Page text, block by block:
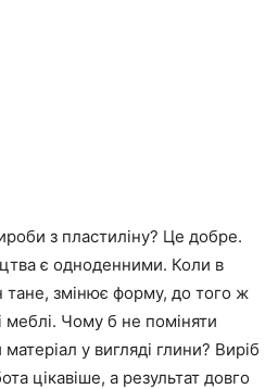
з пластиліну? Це добре.
є одноденними. Коли в
тане, змінює форму, до того ж
Чому б не поміняти
у вигляді глини? Виріб
цікавіше, а результат довго